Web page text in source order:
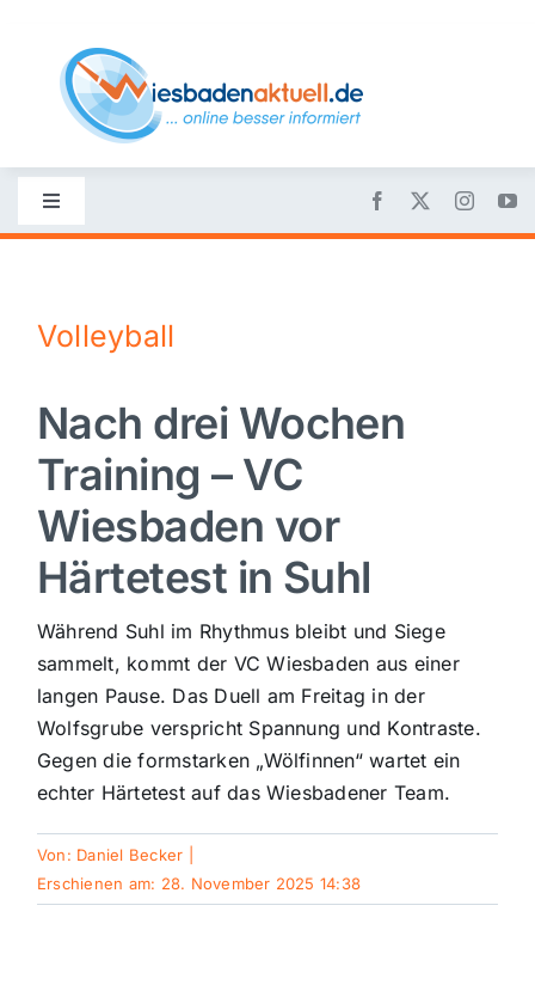
content
Toggle
Navigation
Nachrichten
Politik
Wirtschaft
Sport
Kultur
Panorama
Galerie
Volleyball
Nach drei Wochen
Training – VC
Wiesbaden vor
Härtetest in Suhl
Während Suhl im Rhythmus bleibt und Siege
sammelt, kommt der VC Wiesbaden aus einer
langen Pause. Das Duell am Freitag in der
Wolfsgrube verspricht Spannung und Kontraste.
Gegen die formstarken „Wölfinnen“ wartet ein
echter Härtetest auf das Wiesbadener Team.
Von: Daniel Becker
Erschienen am: 28. November 2025 14:38